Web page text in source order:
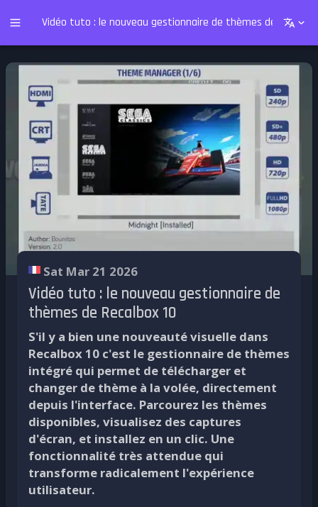
Vidéo tuto : le nouveau gestionnaire de thèmes de
Sat Mar 21 2026
Vidéo tuto : le nouveau gestionnaire de
thèmes de Recalbox 10
S'il y a bien une nouveauté visuelle dans
Recalbox 10 c'est le gestionnaire de thèmes
intégré qui permet de télécharger et
changer de thème à la volée, directement
depuis l'interface. Parcourez les thèmes
disponibles, visualisez des captures
d'écran, et installez en un clic. Une
fonctionnalité très attendue qui
transforme radicalement l'expérience
utilisateur.